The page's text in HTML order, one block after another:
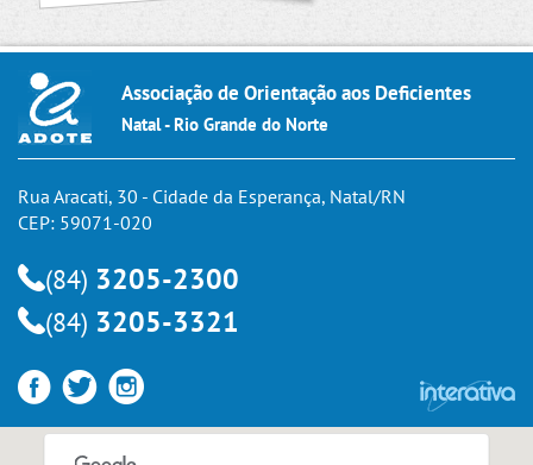
Associação de Orientação aos Deficientes
Natal - Rio Grande do Norte
Rua Aracati, 30 - Cidade da Esperança, Natal/RN
CEP: 59071-020
(84) 3205-2300
(84) 3205-3321